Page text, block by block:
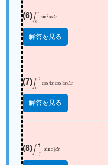
(6) 0π sin x
解答を見る
(7) 0π cos 3
解答を見る
(8) −π 4 π sin